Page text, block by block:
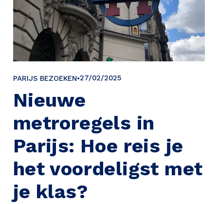
PARIJS BEZOEKEN 27/02/2025
Nieuwe
metroregels in
Parijs: Hoe reis je
het voordeligst met
je klas?